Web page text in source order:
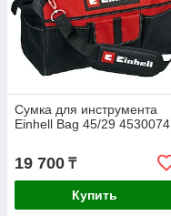
Сумка для инструмента
Einhell Bag 45/29 4530074
19 700 ₸
Купить